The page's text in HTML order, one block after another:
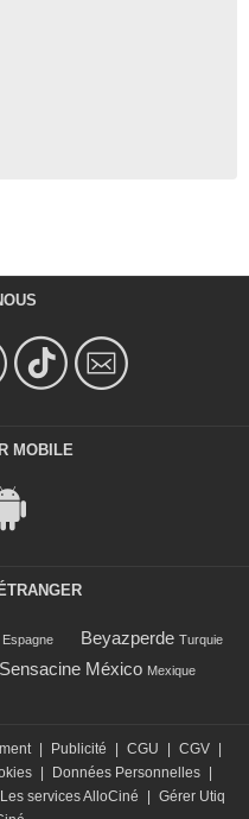
MOBILE
Espagne Beyazperde Turquie
Sensacine México Mexique
Publicité CGU CGV
Données Personnelles
Les services AlloCiné
Gérer Utiq